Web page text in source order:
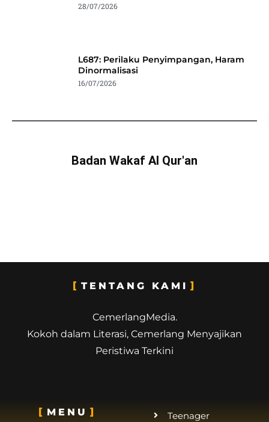
28/07/2026
L687: Perilaku Penyimpangan, Haram
Dinormalisasi
16/07/2026
Badan Wakaf Al Qur'an
TENTANG KAMI
CemerlangMedia.
Kokoh dalam Literasi, Cemerlang Menyajikan
Peristiwa Terkini
MENU
Teenager